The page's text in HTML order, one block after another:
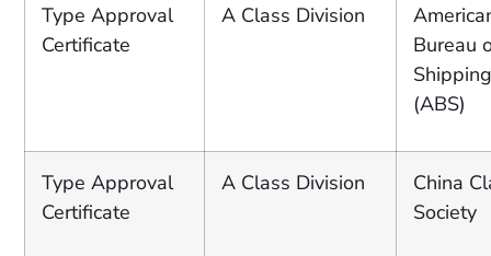
Type Approval
Certificate
A Class Division
Bureau
(ABS)
Type Approval
Certificate
A Class Division
China
Society